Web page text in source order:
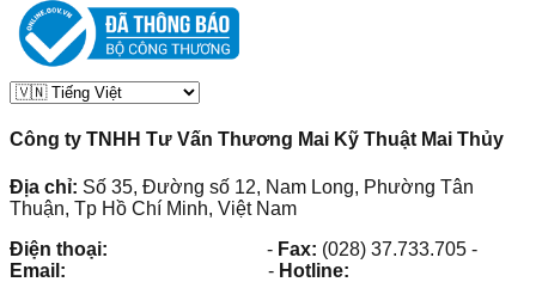
Công ty TNHH Tư Vấn Thương Mai Kỹ Thuật Mai Thủy
Địa chỉ: Số 35, Đường số 12, Nam Long, Phường Tân
Thuận, Tp Hồ Chí Minh, Việt Nam
Điện thoại:
- Fax: (028) 37.733.705 -
Email:
- Hotline: